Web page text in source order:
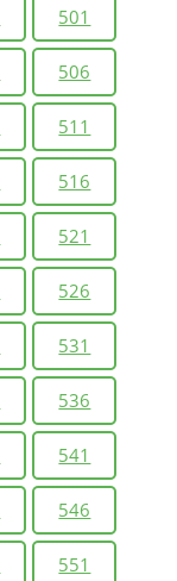
501
506
511
516
521
526
531
536
541
546
551